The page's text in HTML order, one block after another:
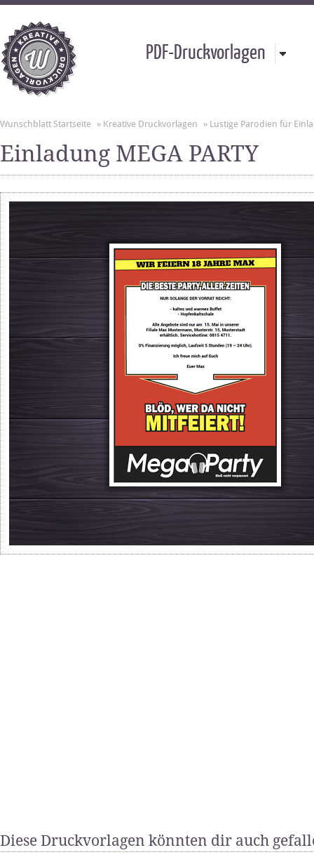
PDF-Druckvorlagen
Wunschblatt Startseite » Kreative Druckvorlagen » Lustige Parodien für
Einladung MEGA PARTY
Diese Druckvorlagen könnten dir auch